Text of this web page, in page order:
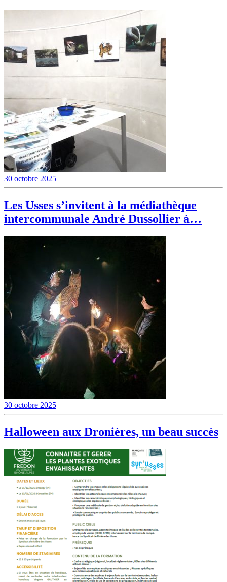
30 octobre 2025
Les Usses s’invitent à la médiathèque
intercommunale André Dussollier à…
30 octobre 2025
Halloween aux Dronières, un beau succès